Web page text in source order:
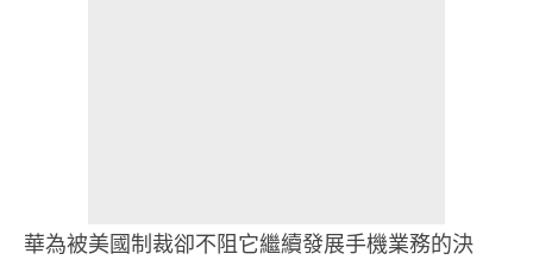
華為被美國制裁卻不阻它繼續發展手機業務的決